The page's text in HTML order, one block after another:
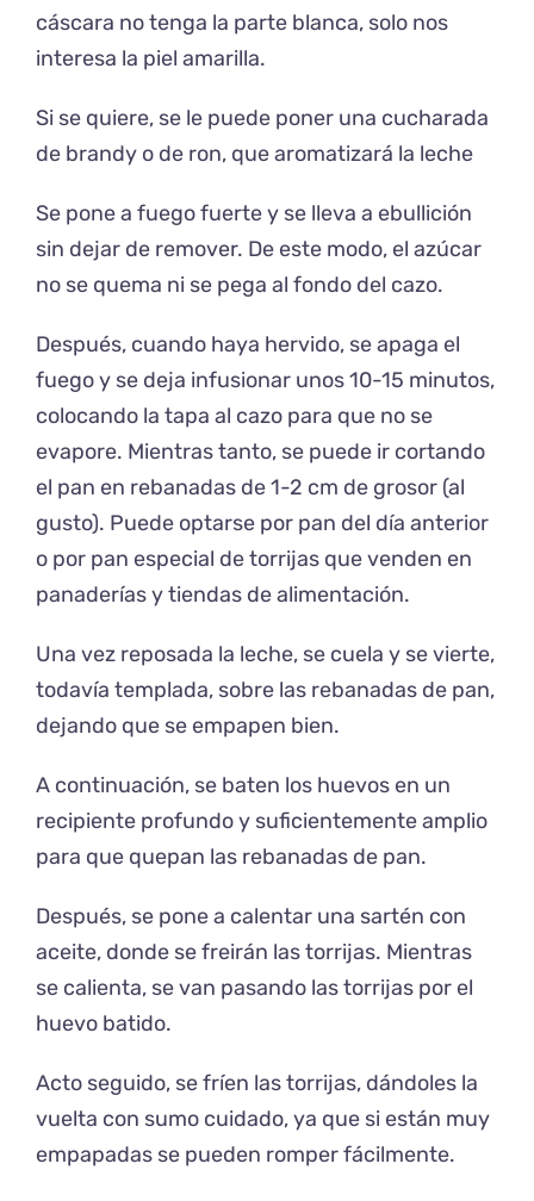
cáscara no tenga la parte blanca, solo nos
interesa la piel amarilla.
Si se quiere, se le puede poner una cucharada
de brandy o de ron, que aromatizará la leche
Se pone a fuego fuerte y se lleva a ebullición
sin dejar de remover. De este modo, el azúcar
no se quema ni se pega al fondo del cazo.
Después, cuando haya hervido, se apaga el
fuego y se deja infusionar unos 10-15 minutos,
colocando la tapa al cazo para que no se
evapore. Mientras tanto, se puede ir cortando
el pan en rebanadas de 1-2 cm de grosor (al
gusto). Puede optarse por pan del día anterior
o por pan especial de torrijas que venden en
panaderías y tiendas de alimentación.
Una vez reposada la leche, se cuela y se vierte,
todavía templada, sobre las rebanadas de pan,
dejando que se empapen bien.
A continuación, se baten los huevos en un
recipiente profundo y suficientemente amplio
para que quepan las rebanadas de pan.
Después, se pone a calentar una sartén con
aceite, donde se freirán las torrijas. Mientras
se calienta, se van pasando las torrijas por el
huevo batido.
Acto seguido, se fríen las torrijas, dándoles la
vuelta con sumo cuidado, ya que si están muy
empapadas se pueden romper fácilmente.